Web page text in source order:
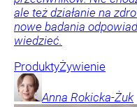
ale też działanie na
nowe badania
wiedzieć.
ProduktyŻywienie
Anna Rokicka-Żuk